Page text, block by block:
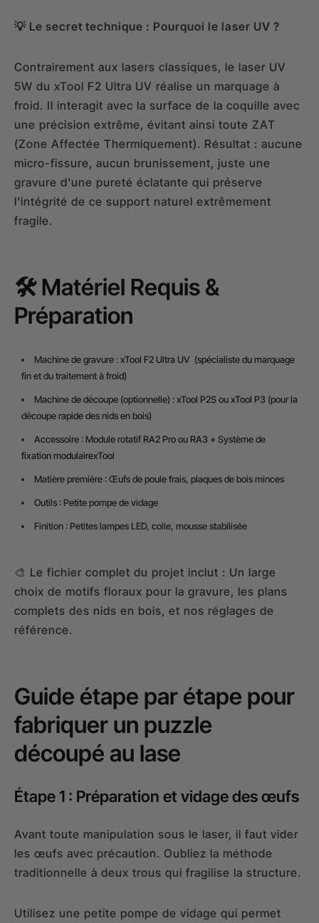
💡 Le secret technique : Pourquoi le laser UV ?
Contrairement aux lasers classiques, le laser UV
5W du xTool F2 Ultra UV réalise un marquage à
froid. Il interagit avec la surface de la coquille avec
une précision extrême, évitant ainsi toute ZAT
(Zone Affectée Thermiquement). Résultat : aucune
micro-fissure, aucun brunissement, juste une
gravure d'une pureté éclatante qui préserve
l'intégrité de ce support naturel extrêmement
fragile.
🛠️ Matériel Requis &
Préparation
Machine de gravure :xTool F2 Ultra UV (spécialiste du marquage
fin et du traitement à froid)
Machine de découpe (optionnelle) :xTool P2SouxTool P3 (pour la
découpe rapide des nids en bois)
Accessoire : Module rotatif RA2 Proou RA3 + Système de
fixation modulairexTool
Matière première : Œufs de poule frais, plaques de bois minces
Outils : Petite pompe de vidage
Finition : Petites lampes LED, colle, mousse stabilisée
🎨 Le fichier complet du projet inclut : Un large
choix de motifs floraux pour la gravure, les plans
complets des nids en bois, et nos réglages de
référence.
Guide étape par étape pour
fabriquer un puzzle
découpé au lase
Étape 1 : Préparation et vidage des œufs
Avant toute manipulation sous le laser, il faut vider
les œufs avec précaution. Oubliez la méthode
traditionnelle à deux trous qui fragilise la structure.
Utilisez une petite pompe de vidage qui permet